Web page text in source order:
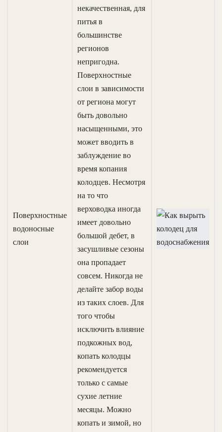
Поверхностные
водоносные
слои
некачественная, для
питья в
большинстве
регионов
непригодна.
Поверхностные
слои в зависимости
от региона могут
быть довольно
насыщенными, это
может вводить в
заблуждение во
время копания
колодцев. Несмотря
на то что
верховодка иногда
имеет довольно
большой дебет, в
засушливые сезоны
она пропадает
совсем. Никогда не
делайте забор воды
из таких слоев. Для
того чтобы
исключить влияние
подкожных вод,
копать колодцы
рекомендуется
только с самые
сухие летние
месяцы. Можно
копать и зимой, но